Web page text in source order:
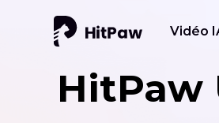
Vidéo
HitPaw